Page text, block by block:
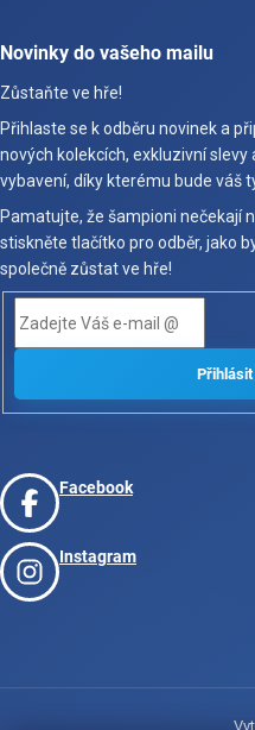
Novinky do vašeho mailu
Zůstaňte ve hře!
Přihlaste se k odběru novinek a
nových kolekcích, exkluzivní
vybavení, díky kterému bude váš
Pamatujte, že šampioni nečekají
stiskněte tlačítko pro odběr, jako
společně zůstat ve hře!
Facebook
Instagram